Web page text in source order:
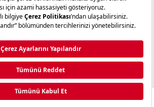
oluşabilecek herhangi bir durumda doğacak yasal
tamamen tarafınıza ait olacak ve cezai
tabi tutulabileceksiniz.
küçük olanların sitemizi görüntülemesi ve
okuyabilirsiniz.
Tüm Hakları Saklıdır.
Tarafından Hazırlanmıştır.